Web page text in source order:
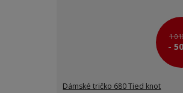
1
-
Dámské tričko 680 Tied knot